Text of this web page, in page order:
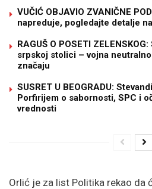
VUČIĆ OBJAVIO ZVANIČNE
napreduje, pogledajte detalje
RAGUŠ O POSETI
srpskoj stolici – vojna
značaju
SUSRET U BEOGRADU:
Porfirijem o sabornosti, SPC i
vrednosti
Orlić je za list Politika rekao da